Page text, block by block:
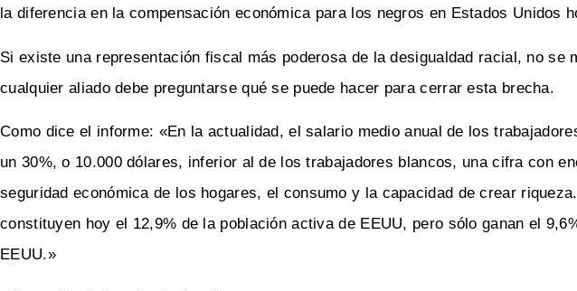
la diferencia en la compensación económica para los negros en Estados Unidos
Si existe una representación fiscal más poderosa de la desigualdad racial, no se
cualquier aliado debe preguntarse qué se puede hacer para cerrar esta brecha.
Como dice el informe: «En la actualidad, el salario medio anual de los
un 30%, o 10.000 dólares, inferior al de los trabajadores blancos, una cifra con
seguridad económica de los hogares, el consumo y la capacidad de crear
constituyen hoy el 12,9% de la población activa de EEUU, pero sólo ganan el
EEUU.»